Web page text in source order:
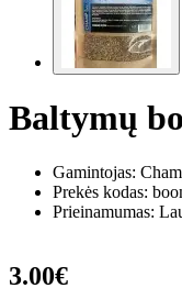
Baltymų
Gamintojas:
Prekės kodas:
Prieinamumas:
3.00€